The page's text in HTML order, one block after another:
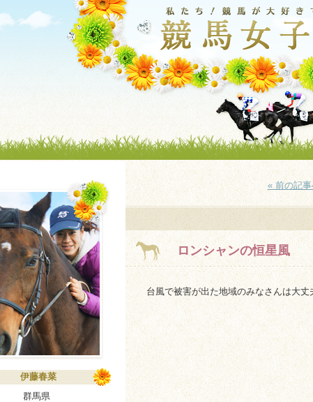
« 前の記事
ロンシャンの恒星風
台風で被害が出た地域のみなさんは大
伊藤春菜
群馬県